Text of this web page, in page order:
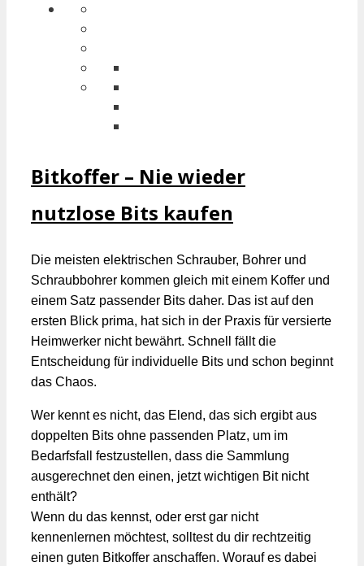
Bitkoffer – Nie wieder
nutzlose Bits kaufen
Die meisten elektrischen Schrauber, Bohrer und
Schraubbohrer kommen gleich mit einem Koffer und
einem Satz passender Bits daher. Das ist auf den
ersten Blick prima, hat sich in der Praxis für versierte
Heimwerker nicht bewährt. Schnell fällt die
Entscheidung für individuelle Bits und schon beginnt
das Chaos.
Wer kennt es nicht, das Elend, das sich ergibt aus
doppelten Bits ohne passenden Platz, um im
Bedarfsfall festzustellen, dass die Sammlung
ausgerechnet den einen, jetzt wichtigen Bit nicht
enthält?
Wenn du das kennst, oder erst gar nicht
kennenlernen möchtest, solltest du dir rechtzeitig
einen guten Bitkoffer anschaffen. Worauf es dabei